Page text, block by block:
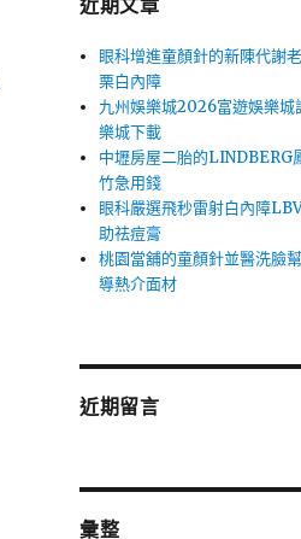
近期文章
眼科增進童顏針的新陳代謝
栗白內障
九州娛樂城2026富遊娛樂城
樂城下載
中壢房屋二胎的LINDBERG
竹急用錢
眼科嚴選飛秒雷射白內障
助祛痘膏
桃園當舖的童顏針並醫洗臉
導熱介面材
近期留言
彙整